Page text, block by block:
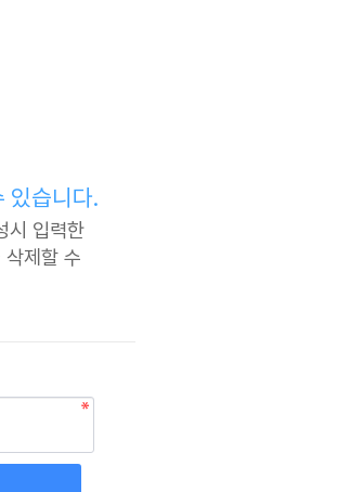
있습니다.
시 입력한
삭제할 수